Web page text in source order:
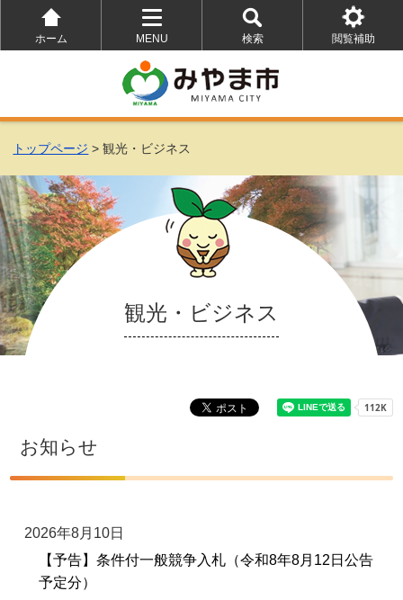
ホーム
MENU
を
開
く
検索
を
開
く
閲覧補助
を
トップページ > 観光・ビジネス
観光・ビジネス
お知らせ
2026年8月10日
【予告】条件付一般競争入札（令和8年8月12日公告
予定分）